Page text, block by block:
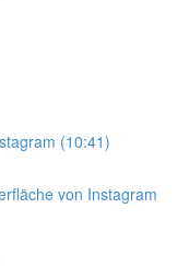
(10:41)
von Instagram